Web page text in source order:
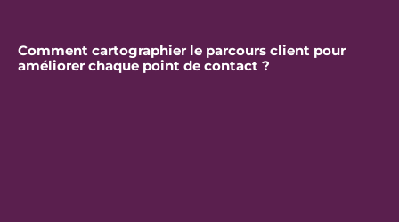
Comment cartographier le parcours client pour
améliorer chaque point de contact ?